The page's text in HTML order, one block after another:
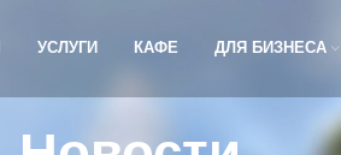
УСЛУГИ КАФЕ ДЛЯ БИЗНЕСА